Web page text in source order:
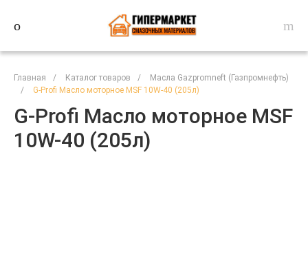
Главная / Каталог товаров /
Масла Gazpromneft (Газпромнефть)
/
G-Profi Масло моторное MSF 10W-40 (205л)
G-Profi Масло моторное MSF
10W-40 (205л)